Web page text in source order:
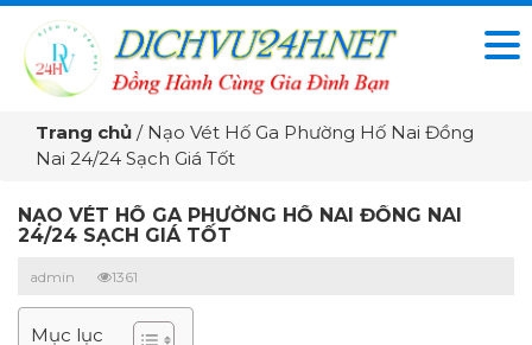
Trang chủ / Nạo Vét Hố Ga Phường Hố Nai Đồng
Nai 24/24 Sạch Giá Tốt
NẠO VÉT HỐ GA PHƯỜNG HỐ NAI ĐỒNG NAI
24/24 SẠCH GIÁ TỐT
admin 1361
Mục lục